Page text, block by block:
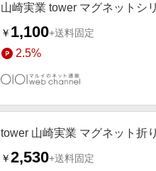
山崎実業 tower マグネットシ
￥ 1,100+送料固定
2.5%
tower 山崎実業 マグネット折
￥2,530+送料固定